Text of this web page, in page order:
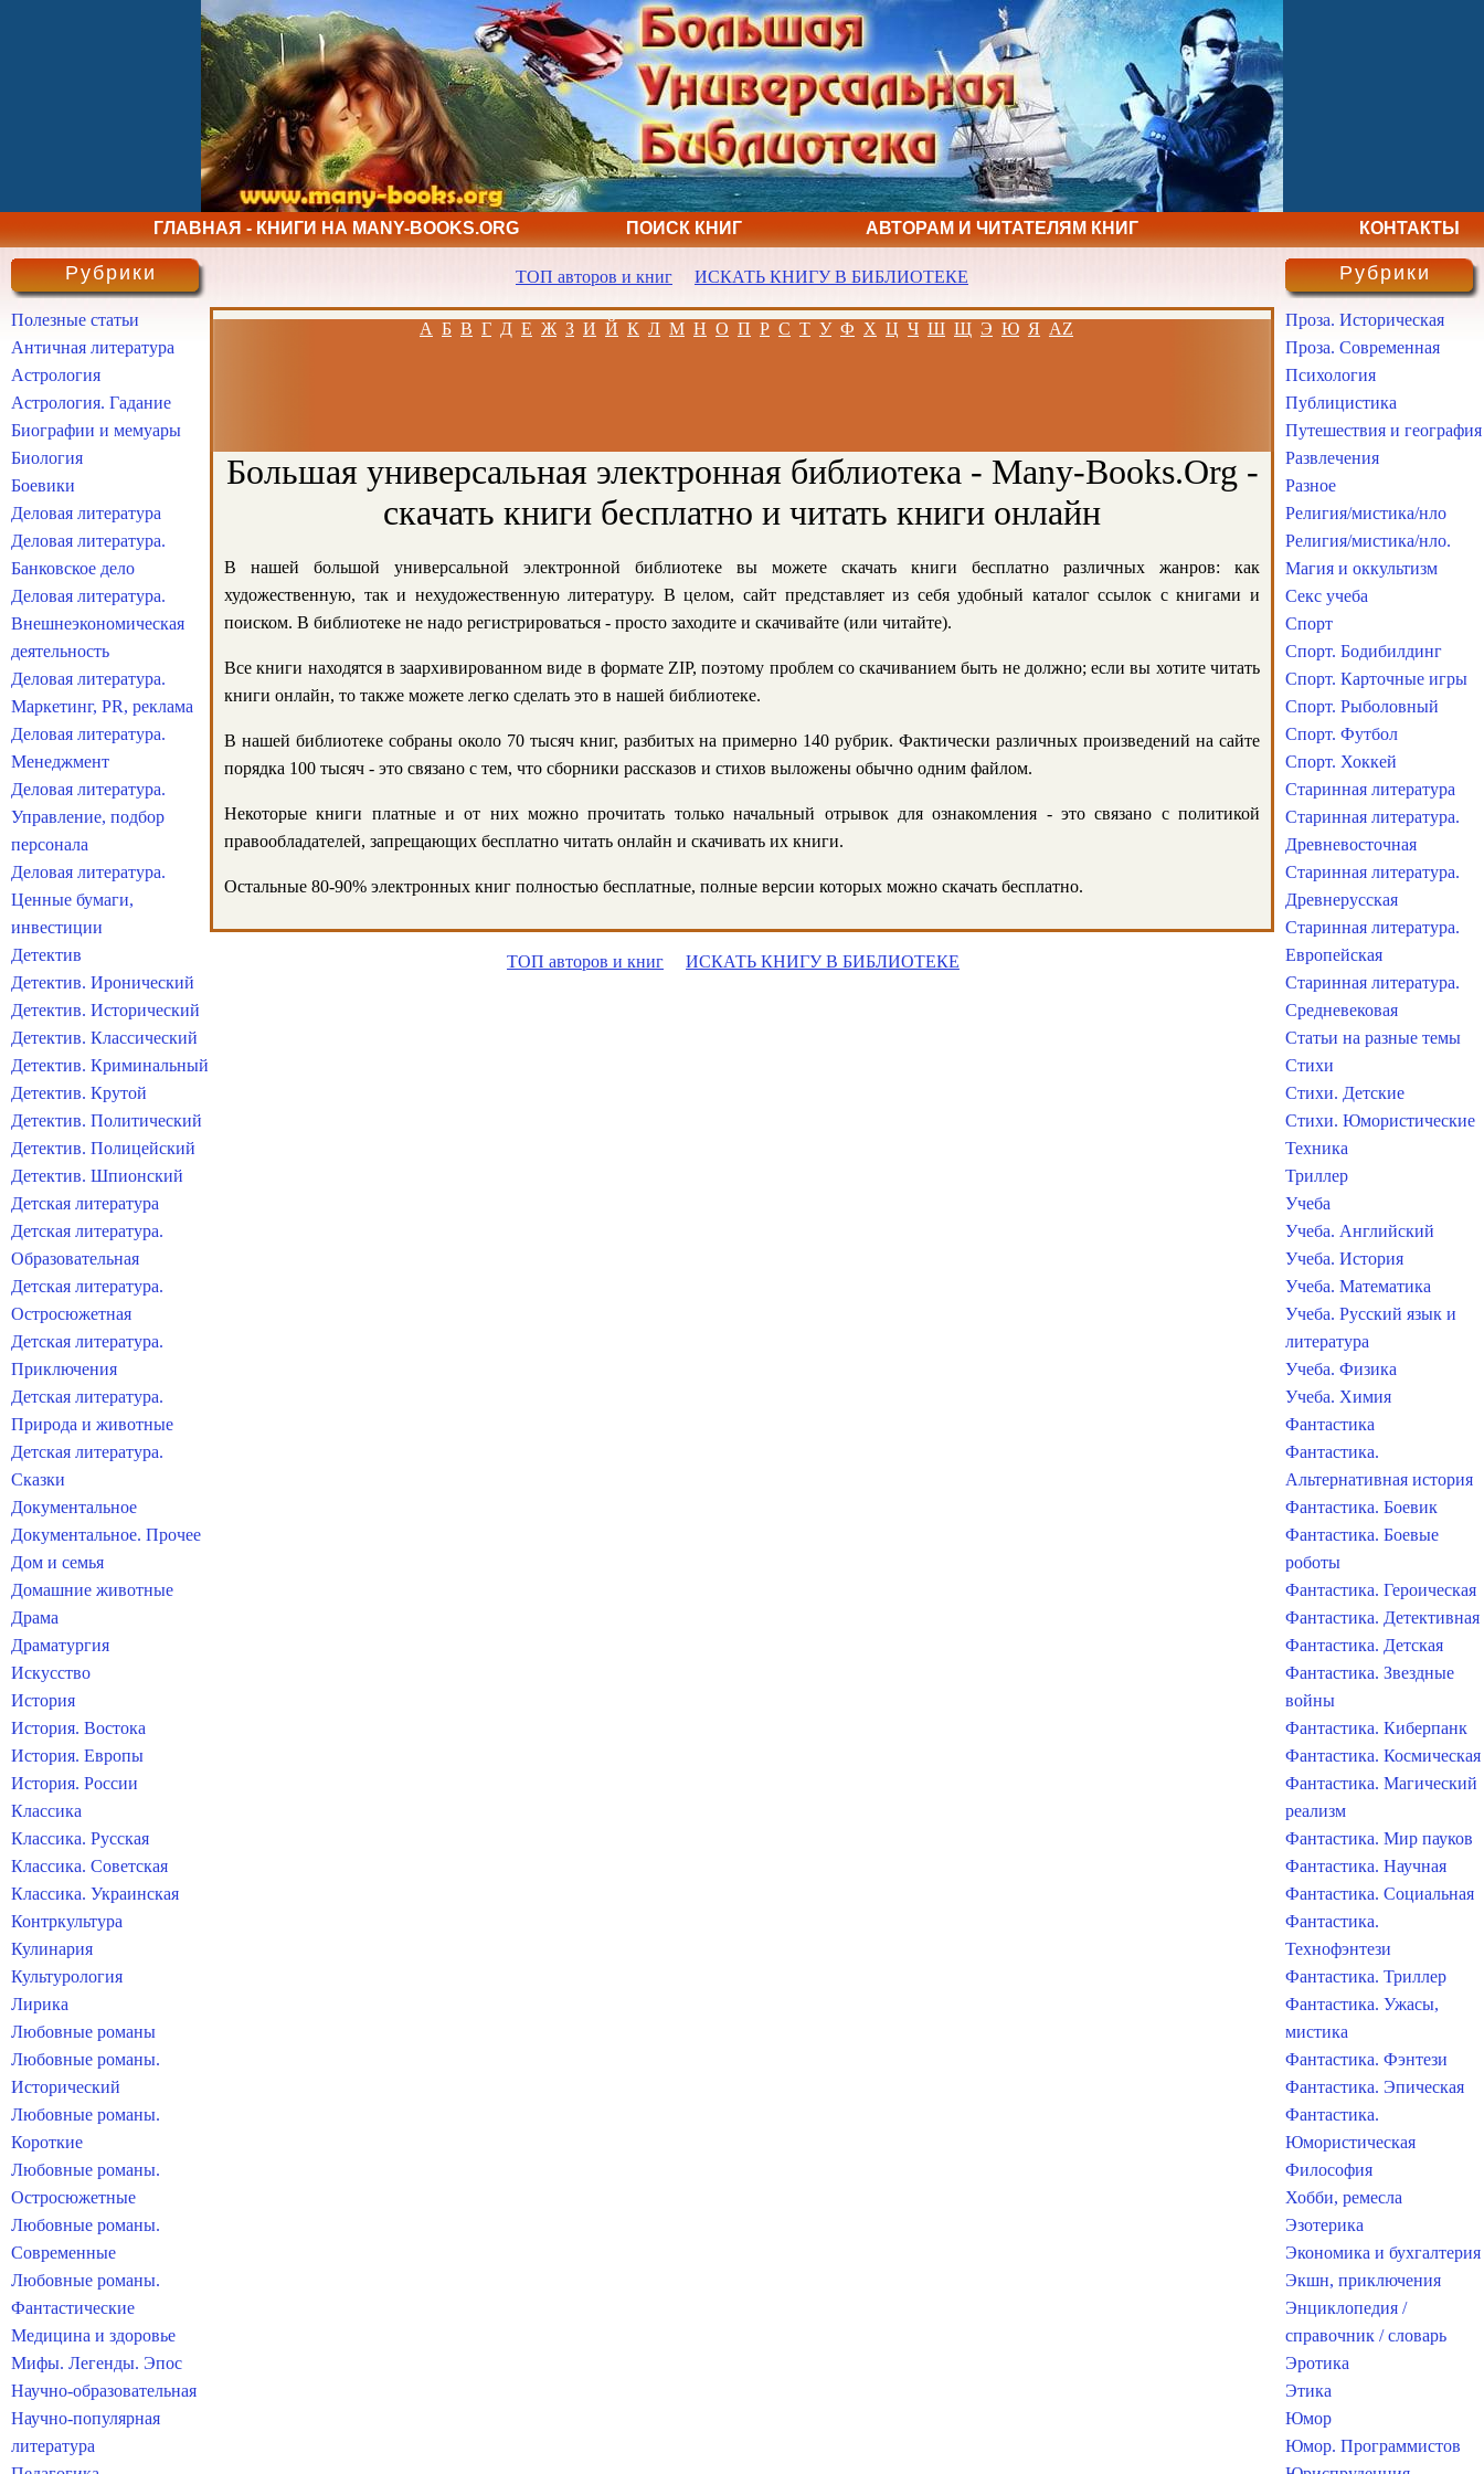
ГЛАВНАЯ - КНИГИ НА MANY-BOOKS.ORG ПОИСК КНИГ АВТОРАМ И ЧИТАТЕЛЯМ КНИГ КОНТАКТЫ
ТОП авторов и книг ИСКАТЬ КНИГУ В БИБЛИОТЕКЕ
А Б В Г Д Е Ж З И Й К Л М Н О П Р С Т У Ф Х Ц Ч Ш Щ Э Ю Я AZ
Большая универсальная электронная библиотека - Many-Books.Org -
скачать книги бесплатно и читать книги онлайн
В нашей большой универсальной электронной библиотеке вы можете скачать книги бесплатно различных жанров: как
художественную, так и нехудожественную литературу. В целом, сайт представляет из себя удобный каталог ссылок с книгами и
поиском. В библиотеке не надо регистрироваться - просто заходите и скачивайте (или читайте).
Все книги находятся в заархивированном виде в формате ZIP, поэтому проблем со скачиванием быть не должно; если вы хотите читать
книги онлайн, то также можете легко сделать это в нашей библиотеке.
В нашей библиотеке собраны около 70 тысяч книг, разбитых на примерно 140 рубрик. Фактически различных произведений на сайте
порядка 100 тысяч - это связано с тем, что сборники рассказов и стихов выложены обычно одним файлом.
Некоторые книги платные и от них можно прочитать только начальный отрывок для ознакомления - это связано с политикой
правообладателей, запрещающих бесплатно читать онлайн и скачивать их книги.
Остальные 80-90% электронных книг полностью бесплатные, полные версии которых можно скачать бесплатно.
ТОП авторов и книг ИСКАТЬ КНИГУ В БИБЛИОТЕКЕ
Рубрики
Полезные статьи
Античная литература
Астрология
Астрология. Гадание
Биографии и мемуары
Биология
Боевики
Деловая литература
Деловая литература.
Банковское дело
Деловая литература.
Внешнеэкономическая
деятельность
Деловая литература.
Маркетинг, PR, реклама
Деловая литература.
Менеджмент
Деловая литература.
Управление, подбор
персонала
Деловая литература.
Ценные бумаги,
инвестиции
Детектив
Детектив. Иронический
Детектив. Исторический
Детектив. Классический
Детектив. Криминальный
Детектив. Крутой
Детектив. Политический
Детектив. Полицейский
Детектив. Шпионский
Детская литература
Детская литература.
Образовательная
Детская литература.
Остросюжетная
Детская литература.
Приключения
Детская литература.
Природа и животные
Детская литература.
Сказки
Документальное
Документальное. Прочее
Дом и семья
Домашние животные
Драма
Драматургия
Искусство
История
История. Востока
История. Европы
История. России
Классика
Классика. Русская
Классика. Советская
Классика. Украинская
Контркультура
Кулинария
Культурология
Лирика
Любовные романы
Любовные романы.
Исторический
Любовные романы.
Короткие
Любовные романы.
Остросюжетные
Любовные романы.
Современные
Любовные романы.
Фантастические
Медицина и здоровье
Мифы. Легенды. Эпос
Научно-образовательная
Научно-популярная
литература
Рубрики
Проза. Историческая
Проза. Современная
Психология
Публицистика
Путешествия и география
Развлечения
Разное
Религия/мистика/нло
Религия/мистика/нло.
Магия и оккультизм
Секс учеба
Спорт
Спорт. Бодибилдинг
Спорт. Карточные игры
Спорт. Рыболовный
Спорт. Футбол
Спорт. Хоккей
Старинная литература
Старинная литература.
Древневосточная
Старинная литература.
Древнерусская
Старинная литература.
Европейская
Старинная литература.
Средневековая
Статьи на разные темы
Стихи
Стихи. Детские
Стихи. Юмористические
Техника
Триллер
Учеба
Учеба. Английский
Учеба. История
Учеба. Математика
Учеба. Русский язык и
литература
Учеба. Физика
Учеба. Химия
Фантастика
Фантастика.
Альтернативная история
Фантастика. Боевик
Фантастика. Боевые
роботы
Фантастика. Героическая
Фантастика. Детективная
Фантастика. Детская
Фантастика. Звездные
войны
Фантастика. Киберпанк
Фантастика. Космическая
Фантастика. Магический
реализм
Фантастика. Мир пауков
Фантастика. Научная
Фантастика. Социальная
Фантастика.
Технофэнтези
Фантастика. Триллер
Фантастика. Ужасы,
мистика
Фантастика. Фэнтези
Фантастика. Эпическая
Фантастика.
Юмористическая
Философия
Хобби, ремесла
Эзотерика
Экономика и бухгалтерия
Экшн, приключения
Энциклопедия /
справочник / словарь
Эротика
Этика
Юмор
Юмор. Программистов